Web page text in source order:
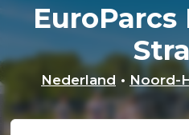
Nederland • Noord-